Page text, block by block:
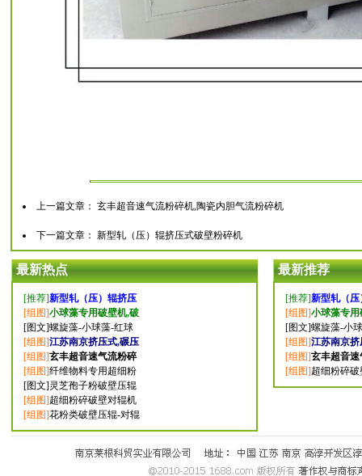
上一篇文章： 玄丰超音速气流粉碎机,陶瓷内胆气流粉碎机
下一篇文章： 新型轧（压）辊挤压式破壁粉碎机
最新热点 最新推荐
[推荐]新型轧（压）辊挤压
[组图]小球藻专用破壁机,破
[图文]螺旋藻-小球藻-红球
[组图]江苏南京挤压式,碾压
[组图]玄丰超音速气流粉碎
[组图]纤维物料专用超细粉
[图文]灵芝孢子粉破壁压辊
[组图]超细粉碎破壁对辊机
[组图]花粉类破壁压辊-对辊
[推荐]新型轧（压
[组图]小球藻专用
[图文]螺旋藻-小
[组图]江苏南京挤
[组图]玄丰超音速
[组图]超细粉碎